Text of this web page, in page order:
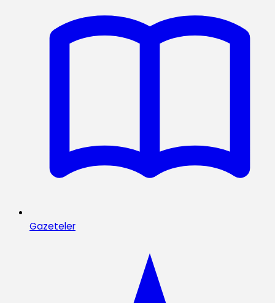
Gazeteler